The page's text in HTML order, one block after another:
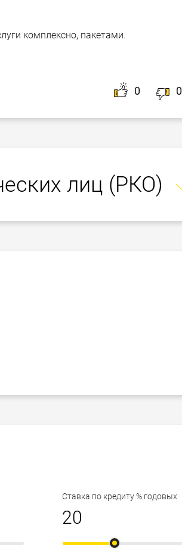
комплексно, пакетами.
0 0
лиц (РКО)
Ставка по кредиту % годовых